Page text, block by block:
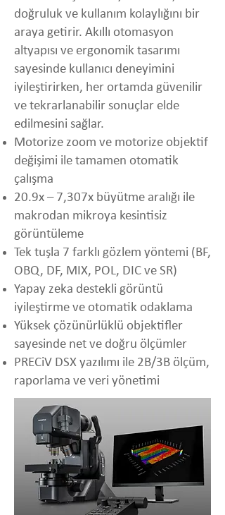
doğruluk ve kullanım kolaylığını bir
araya getirir. Akıllı otomasyon
altyapısı ve ergonomik tasarımı
sayesinde kullanıcı deneyimini
iyileştirirken, her ortamda güvenilir
ve tekrarlanabilir sonuçlar elde
edilmesini sağlar.
Motorize zoom ve motorize objektif
değişimi ile tamamen otomatik
çalışma
20.9x – 7,307x büyütme aralığı ile
makrodan mikroya kesintisiz
görüntüleme
Tek tuşla 7 farklı gözlem yöntemi (BF,
OBQ, DF, MIX, POL, DIC ve SR)
Yapay zeka destekli görüntü
iyileştirme ve otomatik odaklama
Yüksek çözünürlüklü objektifler
sayesinde net ve doğru ölçümler
PRECiV DSX yazılımı ile 2B/3B ölçüm,
raporlama ve veri yönetimi